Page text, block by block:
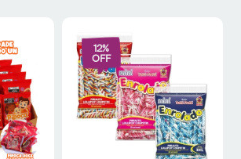
12%
OFF